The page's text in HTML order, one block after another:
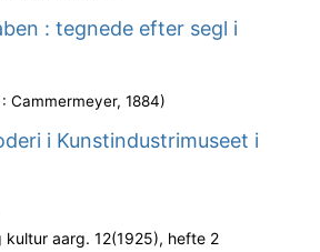
: tegnede efter segl i
Cammermeyer, 1884)
i Kunstindustrimuseet i
aarg. 12(1925), hefte 2